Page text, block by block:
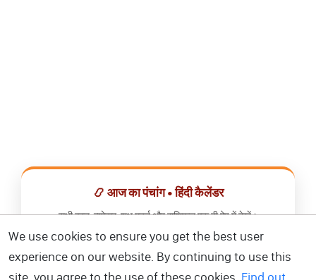
📿 आज का पंचांग • हिंदी कैलेंडर
सभी व्रत, त्योहार, शुभ मुहूर्त और राशिफल एक ही ऐप में देखें।
📅 हिंदी कैलेंडर ऐप डाउनलोड करें
We use cookies to ensure you get the best user
experience on our website. By continuing to use this